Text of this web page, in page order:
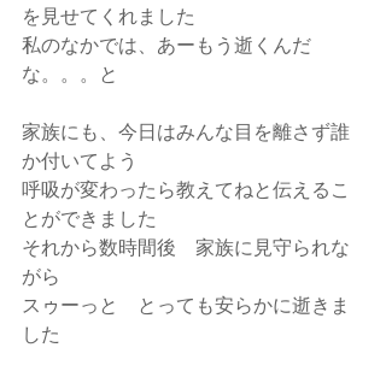
を見せてくれました
私のなかでは、あーもう逝くんだ
な。。。と
家族にも、今日はみんな目を離さず誰
か付いてよう
呼吸が変わったら教えてねと伝えるこ
とができました
それから数時間後　家族に見守られな
がら
スゥーっと　とっても安らかに逝きま
した